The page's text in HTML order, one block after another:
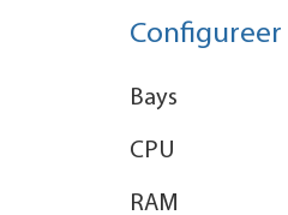
Bays
CPU
RAM